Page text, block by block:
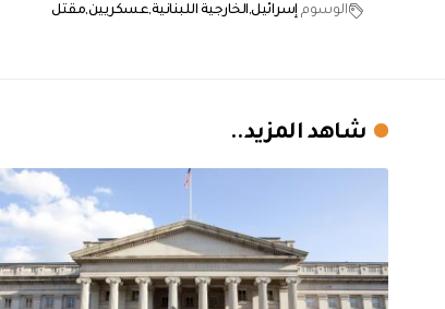
الوسوم إسرائيل الخارجية اللبنانية عسكريين مقتل
شاهد المزيد..